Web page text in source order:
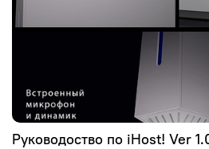
Руководоство по iHost! Ver